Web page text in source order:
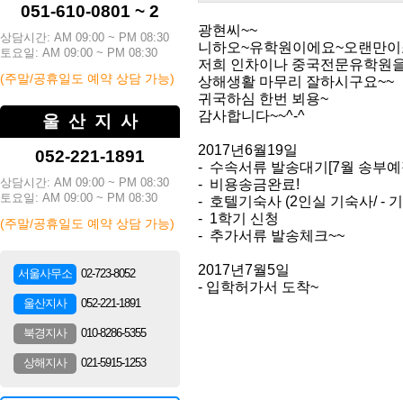
051-610-0801 ~ 2
상담시간: AM 09:00 ~ PM 08:30
토요일: AM 09:00 ~ PM 08:30
(주말/공휴일도 예약 상담 가능)
울산지사
052-221-1891
상담시간: AM 09:00 ~ PM 08:30
토요일: AM 09:00 ~ PM 08:30
(주말/공휴일도 예약 상담 가능)
서울사무소 02-723-8052
울산지사 052-221-1891
북경지사 010-8286-5355
상해지사 021-5915-1253
광현씨~~
니하오~유학원이에요~오랜만
저희 인차이나 중국전문유학원
상해생활 마무리 잘하시구요~~
귀국하심 한번 뵈용~
감사합니다~~^-^
2017년6월19일
- 수속서류 발송대기[7월 송부
- 비용송금완료!
- 호텔기숙사 (2인실 기숙사/ -
- 1학기 신청
- 추가서류 발송체크~~
2017년7월5일
- 입학허가서 도착~